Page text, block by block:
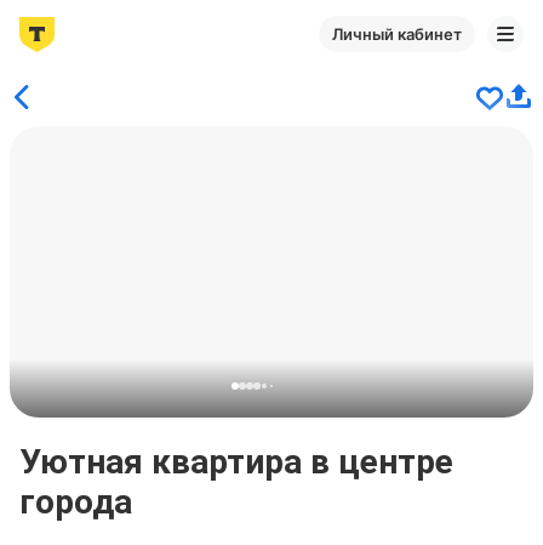
Личный кабинет
Уютная квартира в центре
города